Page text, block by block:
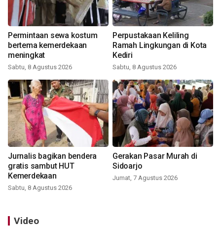
Permintaan sewa kostum
bertema kemerdekaan
meningkat
Sabtu, 8 Agustus 2026
Perpustakaan Keliling
Ramah Lingkungan di Kota
Kediri
Sabtu, 8 Agustus 2026
Jurnalis bagikan bendera
gratis sambut HUT
Kemerdekaan
Sabtu, 8 Agustus 2026
Gerakan Pasar Murah di
Sidoarjo
Jumat, 7 Agustus 2026
Video